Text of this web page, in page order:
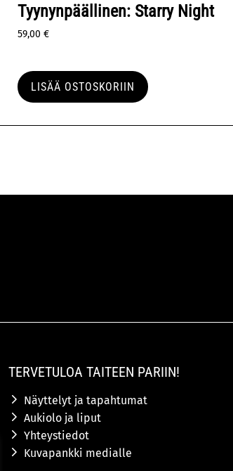
Tyynynpäällinen: Starry Night
59,00 €
LISÄÄ OSTOSKORIIN
TERVETULOA TAITEEN PARIIN!
Näyttelyt ja tapahtumat
Aukiolo ja liput
Yhteystiedot
Kuvapankki medialle